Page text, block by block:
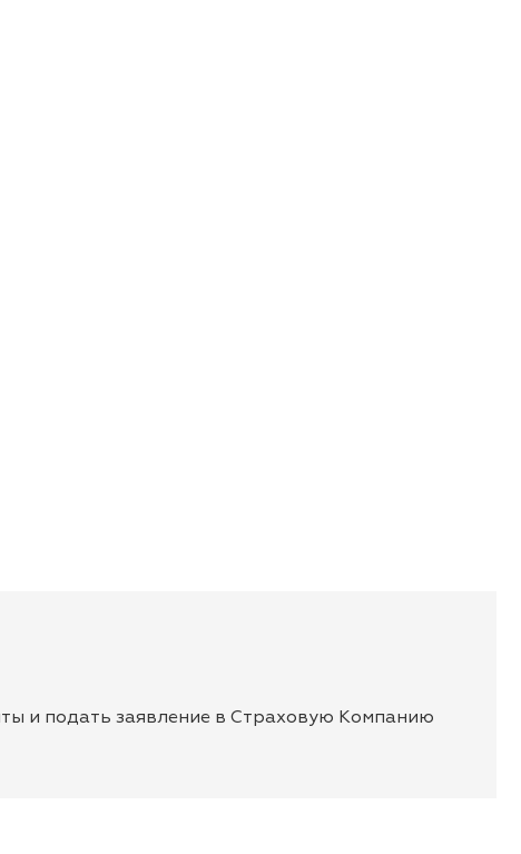
и подать заявление в Страховую Компанию